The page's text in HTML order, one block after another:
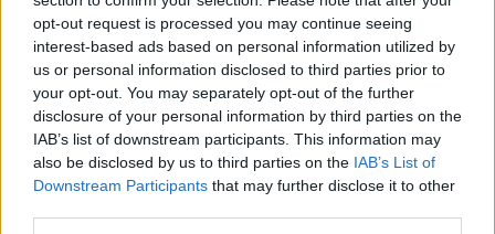
opt-out request is processed you may continue seeing
interest-based ads based on personal information utilized by
us or personal information disclosed to third parties prior to
your opt-out. You may separately opt-out of the further
disclosure of your personal information by third parties on the
IAB’s list of downstream participants. This information may
also be disclosed by us to third parties on the IAB’s List of
Downstream Participants that may further disclose it to other